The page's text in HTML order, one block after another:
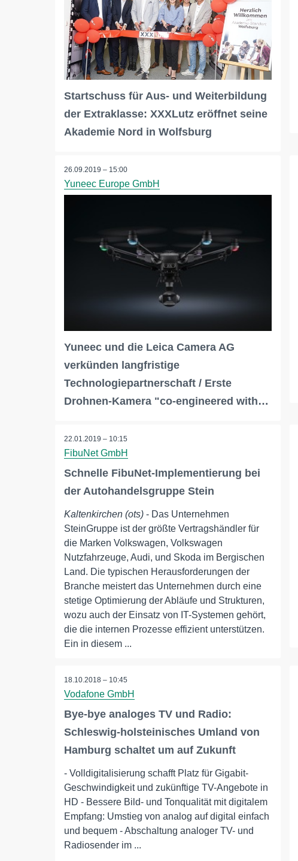
Startschuss für Aus- und Weiterbildung
der Extraklasse: XXXLutz eröffnet seine
Akademie Nord in Wolfsburg
26.09.2019 – 15:00
Yuneec Europe GmbH
Yuneec und die Leica Camera AG
verkünden langfristige
Technologiepartnerschaft / Erste
Drohnen-Kamera "co-engineered with…
22.01.2019 – 10:15
FibuNet GmbH
Schnelle FibuNet-Implementierung bei
der Autohandelsgruppe Stein
Kaltenkirchen (ots) - Das Unternehmen
SteinGruppe ist der größte Vertragshändler für
die Marken Volkswagen, Volkswagen
Nutzfahrzeuge, Audi, und Skoda im Bergischen
Land. Die typischen Herausforderungen der
Branche meistert das Unternehmen durch eine
stetige Optimierung der Abläufe und Strukturen,
wozu auch der Einsatz von IT-Systemen gehört,
die die internen Prozesse effizient unterstützen.
Ein in diesem ...
18.10.2018 – 10:45
Vodafone GmbH
Bye-bye analoges TV und Radio:
Schleswig-holsteinisches Umland von
Hamburg schaltet um auf Zukunft
- Volldigitalisierung schafft Platz für Gigabit-
Geschwindigkeit und zukünftige TV-Angebote in
HD - Bessere Bild- und Tonqualität mit digitalem
Empfang: Umstieg von analog auf digital einfach
und bequem - Abschaltung analoger TV- und
Radiosender im ...